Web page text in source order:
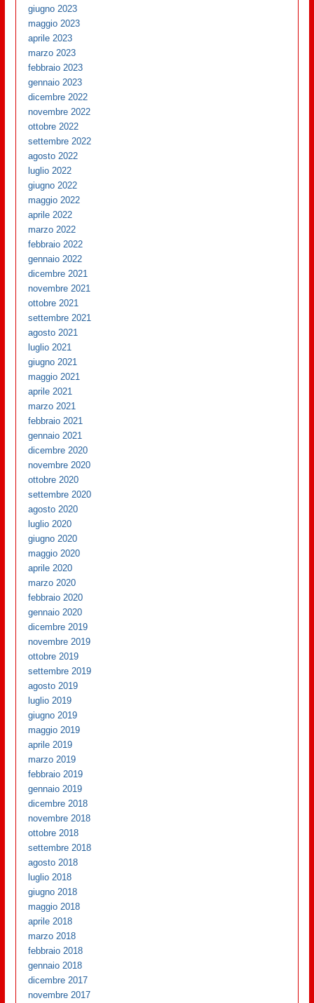
giugno 2023
maggio 2023
aprile 2023
marzo 2023
febbraio 2023
gennaio 2023
dicembre 2022
novembre 2022
ottobre 2022
settembre 2022
agosto 2022
luglio 2022
giugno 2022
maggio 2022
aprile 2022
marzo 2022
febbraio 2022
gennaio 2022
dicembre 2021
novembre 2021
ottobre 2021
settembre 2021
agosto 2021
luglio 2021
giugno 2021
maggio 2021
aprile 2021
marzo 2021
febbraio 2021
gennaio 2021
dicembre 2020
novembre 2020
ottobre 2020
settembre 2020
agosto 2020
luglio 2020
giugno 2020
maggio 2020
aprile 2020
marzo 2020
febbraio 2020
gennaio 2020
dicembre 2019
novembre 2019
ottobre 2019
settembre 2019
agosto 2019
luglio 2019
giugno 2019
maggio 2019
aprile 2019
marzo 2019
febbraio 2019
gennaio 2019
dicembre 2018
novembre 2018
ottobre 2018
settembre 2018
agosto 2018
luglio 2018
giugno 2018
maggio 2018
aprile 2018
marzo 2018
febbraio 2018
gennaio 2018
dicembre 2017
novembre 2017